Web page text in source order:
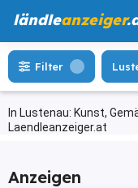
ländleanzeiger
In Lustenau: Kunst,
Laendleanzeiger.at
Filter
Anzeigen